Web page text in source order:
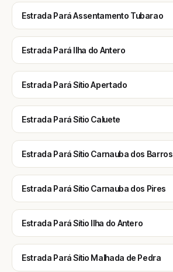
Estrada Pará Assentamento Tubarao
Estrada Pará Ilha do Antero
Estrada Pará Sítio Apertado
Estrada Pará Sítio Caluete
Estrada Pará Sítio Carnauba dos Barros
Estrada Pará Sítio Carnauba dos Pires
Estrada Pará Sítio Ilha do Antero
Estrada Pará Sítio Malhada de Pedra